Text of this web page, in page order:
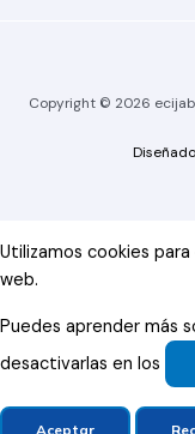
Copyright © 2026
Utilizamos cookies
web.
Puedes aprender más
desactivarlas en los
Aceptar